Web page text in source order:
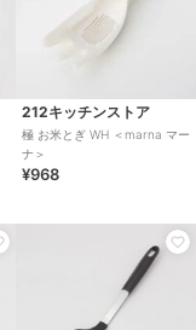
212キッチンストア
極 お米とぎ WH ＜marna マー
ナ＞
¥968